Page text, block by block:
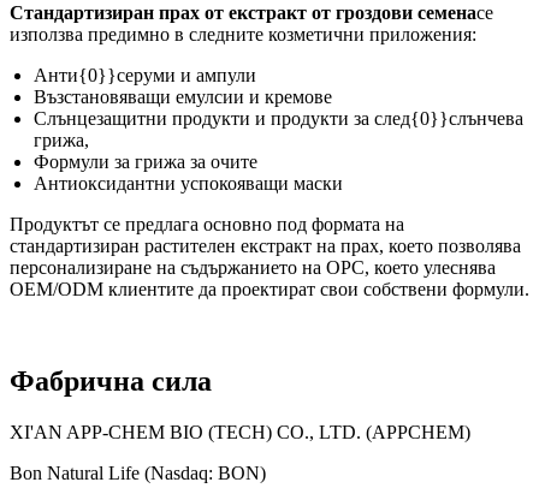
Стандартизиран прах от екстракт от гроздови семенасе
използва предимно в следните козметични приложения:
Анти{0}}серуми и ампули
Възстановяващи емулсии и кремове
Слънцезащитни продукти и продукти за след{0}}слънчева
грижа,
Формули за грижа за очите
Антиоксидантни успокояващи маски
Продуктът се предлага основно под формата на
стандартизиран растителен екстракт на прах, което позволява
персонализиране на съдържанието на OPC, което улеснява
OEM/ODM клиентите да проектират свои собствени формули.
Фабрична сила
XI'AN APP-CHEM BIO (TECH) CO., LTD. (APPCHEM)
Bon Natural Life (Nasdaq: BON)